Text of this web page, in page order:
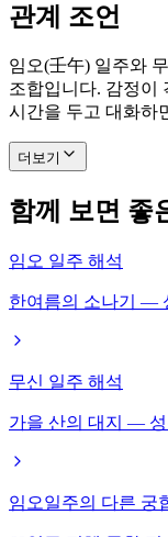
관계 조언
임오(壬午) 일주와
조합입니다. 감정이
시간을 두고 대화하
더보기
함께 보면 좋
임오 일주 해석
한여름의 소나기 —
무신 일주 해석
가을 산의 대지 — 성
임오일주의 다른 궁